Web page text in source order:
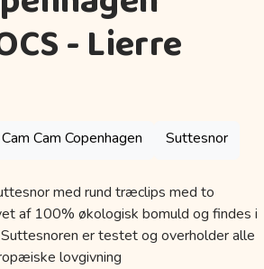
- Lierre
Cam Cam Copenhagen Suttesnor
med rund træclips med to
af 100% økologisk bomuld og findes i
er testet og overholder alle
lovgivning